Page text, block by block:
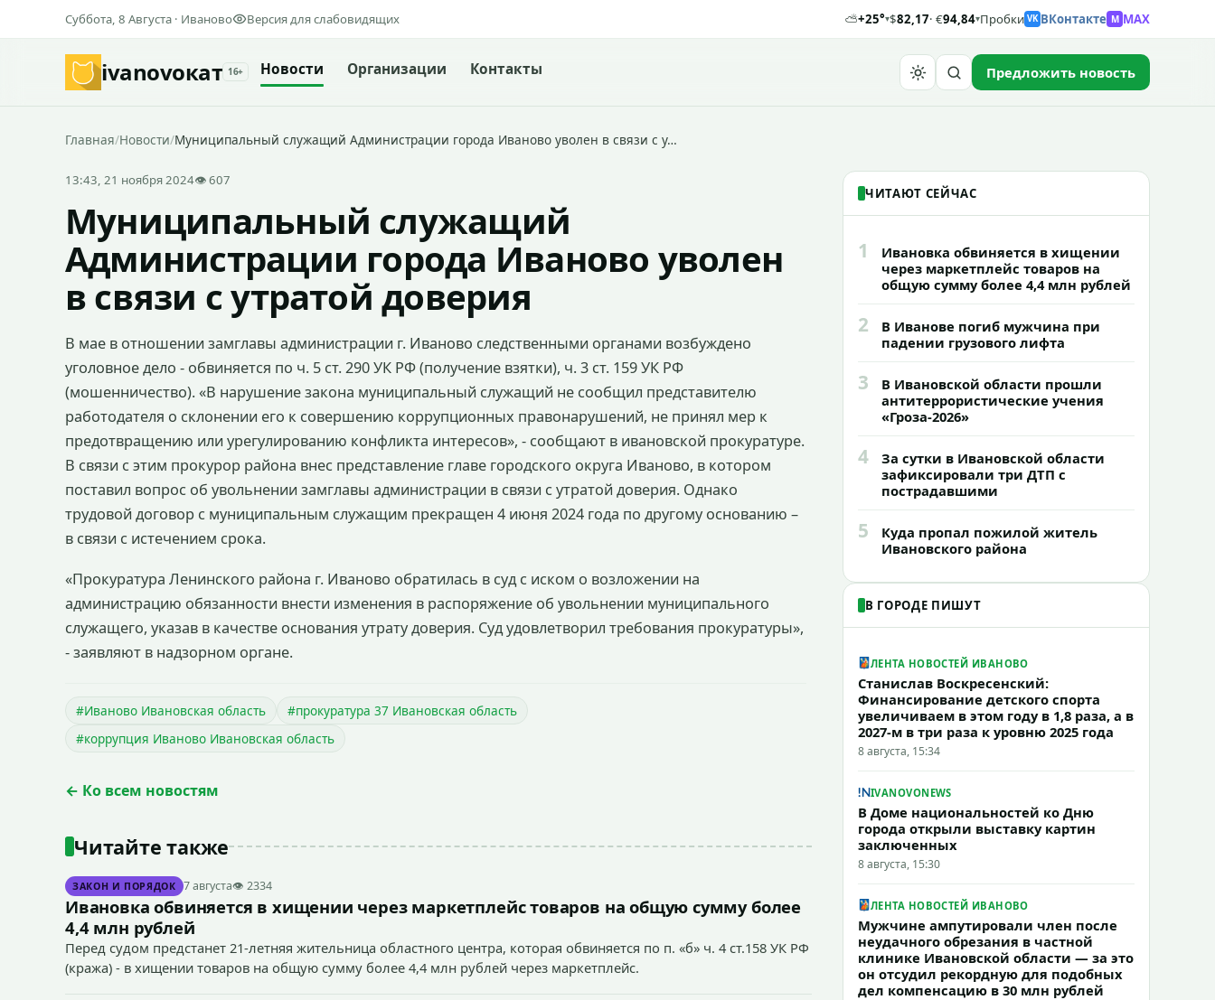
Суббота, 8 Августа · Иваново Версия для слабовидящих ⛅+25°▾$82,17· €94,84▾Пробки VK ВКонтакте M MAX
ivanovoкат 16+ Новости Организации Контакты Предложить новость
Главная/Новости/Муниципальный служащий Администрации города Иваново уволен в связи с у…
13:43, 21 ноября 2024👁 607
Муниципальный служащий
Администрации города Иваново уволен
в связи с утратой доверия
В мае в отношении замглавы администрации г. Иваново следственными органами возбуждено
уголовное дело - обвиняется по ч. 5 ст. 290 УК РФ (получение взятки), ч. 3 ст. 159 УК РФ
(мошенничество). «В нарушение закона муниципальный служащий не сообщил представителю
работодателя о склонении его к совершению коррупционных правонарушений, не принял мер к
предотвращению или урегулированию конфликта интересов», - сообщают в ивановской прокуратуре.
В связи с этим прокурор района внес представление главе городского округа Иваново, в котором
поставил вопрос об увольнении замглавы администрации в связи с утратой доверия. Однако
трудовой договор с муниципальным служащим прекращен 4 июня 2024 года по другому основанию –
в связи с истечением срока.
«Прокуратура Ленинского района г. Иваново обратилась в суд с иском о возложении на
администрацию обязанности внести изменения в распоряжение об увольнении муниципального
служащего, указав в качестве основания утрату доверия. Суд удовлетворил требования прокуратуры»,
- заявляют в надзорном органе.
#Иваново Ивановская область
#прокуратура 37 Ивановская область
#коррупция Иваново Ивановская область
← Ко всем новостям
Читайте также
ЗАКОН И ПОРЯДОК 7 августа👁 2334
Ивановка обвиняется в хищении через маркетплейс товаров на общую сумму более
4,4 млн рублей
Перед судом предстанет 21-летняя жительница областного центра, которая обвиняется по п. «б» ч. 4 ст.158 УК РФ
(кража) - в хищении товаров на общую сумму более 4,4 млн рублей через маркетплейс.
ЧИТАЮТ СЕЙЧАС
1
Ивановка обвиняется в хищении
через маркетплейс товаров на
общую сумму более 4,4 млн рублей
2
В Иванове погиб мужчина при
падении грузового лифта
3
В Ивановской области прошли
антитеррористические учения
«Гроза-2026»
4
За сутки в Ивановской области
зафиксировали три ДТП с
пострадавшими
5
Куда пропал пожилой житель
Ивановского района
В ГОРОДЕ ПИШУТ
ЛЕНТА НОВОСТЕЙ ИВАНОВО
Станислав Воскресенский:
Финансирование детского спорта
увеличиваем в этом году в 1,8 раза, а в
2027-м в три раза к уровню 2025 года
8 августа, 15:34
IVANOVONEWS
В Доме национальностей ко Дню
города открыли выставку картин
заключенных
8 августа, 15:30
ЛЕНТА НОВОСТЕЙ ИВАНОВО
Мужчине ампутировали член после
неудачного обрезания в частной
клинике Ивановской области — за это
он отсудил рекордную для подобных
дел компенсацию в 30 млн рублей